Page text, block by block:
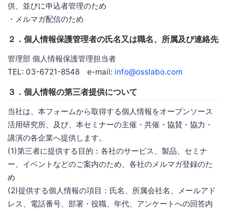
供、並びに申込者管理のため
・メルマガ配信のため
２．個人情報保護管理者の氏名又は職名、所属及び連絡先
管理部 個人情報保護管理担当者
TEL: 03-6721-8548 e-mail: info@osslabo.com
３．個人情報の第三者提供について
当社は、本フォームから取得する個人情報をオープンソース
活用研究所、及び、本セミナーの主催・共催・協賛・協力・
講演の各企業へ提供します。
(1)第三者に提供する目的：各社のサービス、製品、セミナ
ー、イベントなどのご案内のため、各社のメルマガ登録のた
め
(2)提供する個人情報の項目：氏名、所属会社名、メールアド
レス、電話番号、部署・役職、年代、アンケートへの回答内